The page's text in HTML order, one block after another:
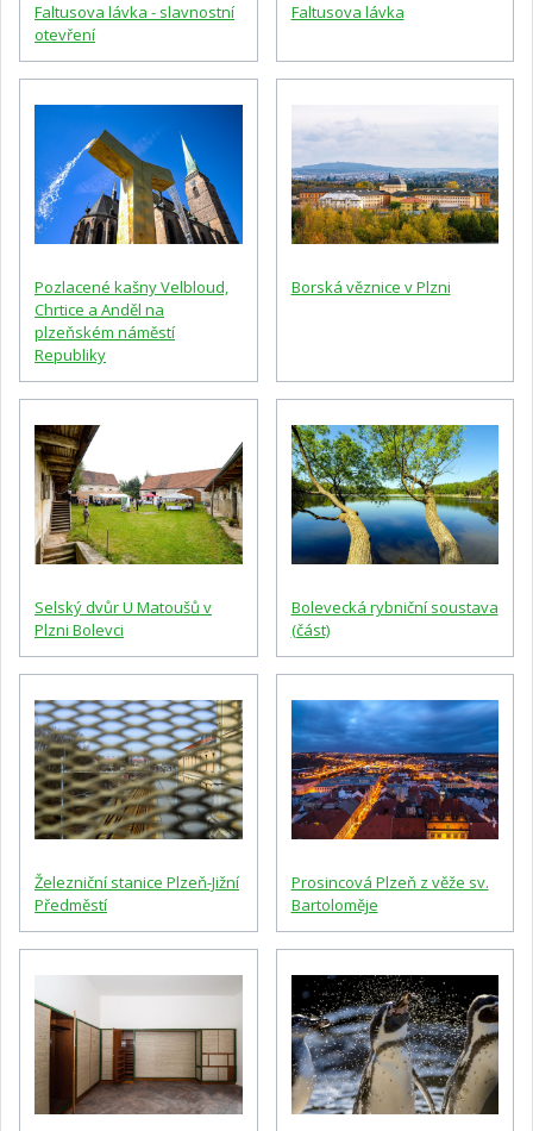
Faltusova lávka - slavnostní
otevření
Faltusova lávka
Pozlacené kašny Velbloud,
Chrtice a Anděl na
plzeňském náměstí
Republiky
Borská věznice v Plzni
Selský dvůr U Matoušů v
Plzni Bolevci
Bolevecká rybniční soustava
(část)
Železniční stanice Plzeň-Jižní
Předměstí
Prosincová Plzeň z věže sv.
Bartoloměje